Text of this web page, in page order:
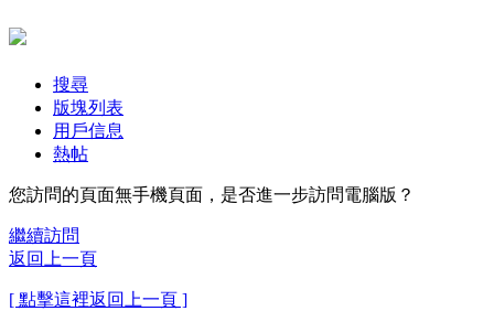
搜尋
版塊列表
用戶信息
熱帖
您訪問的頁面無手機頁面，是否進一步訪問電腦版？
繼續訪問
返回上一頁
[ 點擊這裡返回上一頁 ]